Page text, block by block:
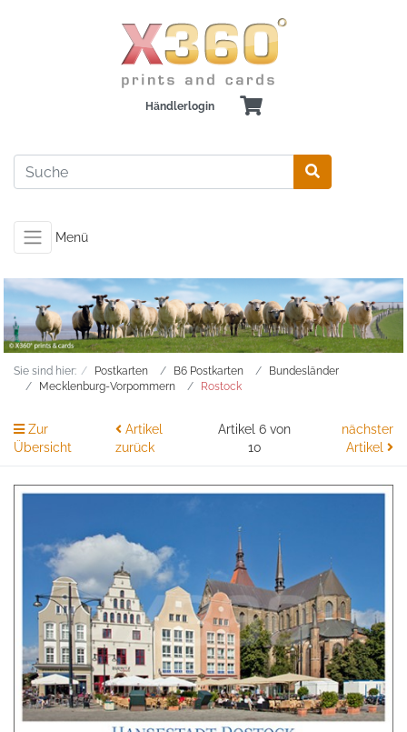
Händlerlogin
Menü
Sie sind hier: Postkarten B6 Postkarten
Bundesländer
Mecklenburg-Vorpommern
Rostock
Zur
Übersicht
Artikel
zurück
Artikel 6 von
10
nächster
Artikel